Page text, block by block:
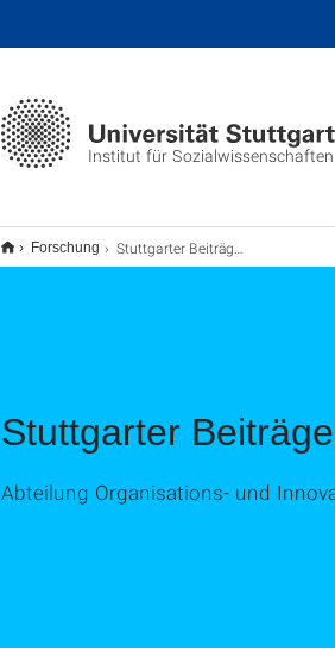
Institut für Sozialwissenschaften
Forschung Stuttgarter Beiträge zur Organisations- und Innovationssoziologie
Stuttgarter
Abteilung Organisations- und